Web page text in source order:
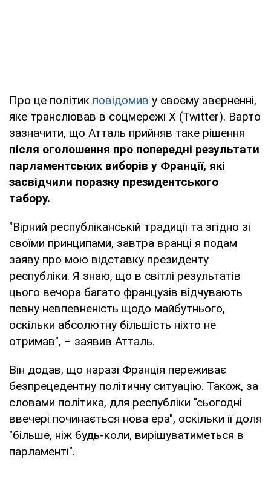
Про це політик повідомив у своєму зверненні,
яке транслював в соцмережі X (Twitter). Варто
зазначити, що Атталь прийняв таке рішення
після оголошення про попередні результати
парламентських виборів у Франції, які
засвідчили поразку президентського
табору.
"Вірний республіканській традиції та згідно зі
своїми принципами, завтра вранці я подам
заяву про мою відставку президенту
республіки. Я знаю, що в світлі результатів
цього вечора багато французів відчувають
певну невпевненість щодо майбутнього,
оскільки абсолютну більшість ніхто не
отримав", – заявив Атталь.
Він додав, що наразі Франція переживає
безпрецедентну політичну ситуацію. Також, за
словами політика, для республіки "сьогодні
ввечері починається нова ера", оскільки її доля
"більше, ніж будь-коли, вирішуватиметься в
парламенті".